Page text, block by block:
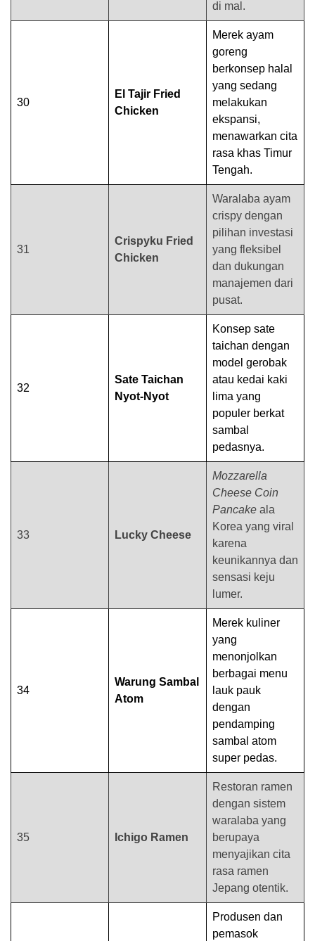
di mal.
30
El Tajir Fried
Chicken
Merek ayam
goreng
berkonsep halal
yang sedang
melakukan
ekspansi,
menawarkan cita
rasa khas Timur
Tengah.
31
Crispyku Fried
Chicken
Waralaba ayam
crispy dengan
pilihan investasi
yang fleksibel
dan dukungan
manajemen dari
pusat.
32
Sate Taichan
Nyot-Nyot
Konsep sate
taichan dengan
model gerobak
atau kedai kaki
lima yang
populer berkat
sambal
pedasnya.
33 Lucky Cheese
Mozzarella
Cheese Coin
Pancake ala
Korea yang viral
karena
keunikannya dan
sensasi keju
lumer.
34
Warung Sambal
Atom
Merek kuliner
yang
menonjolkan
berbagai menu
lauk pauk
dengan
pendamping
sambal atom
super pedas.
35 Ichigo Ramen
Restoran ramen
dengan sistem
waralaba yang
berupaya
menyajikan cita
rasa ramen
Jepang otentik.
Produsen dan
pemasok